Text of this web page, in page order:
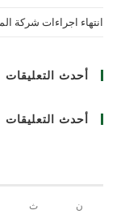
انتهاء اجراءات شركة
أحدث التعليقات
أحدث التعليقات
ن ث